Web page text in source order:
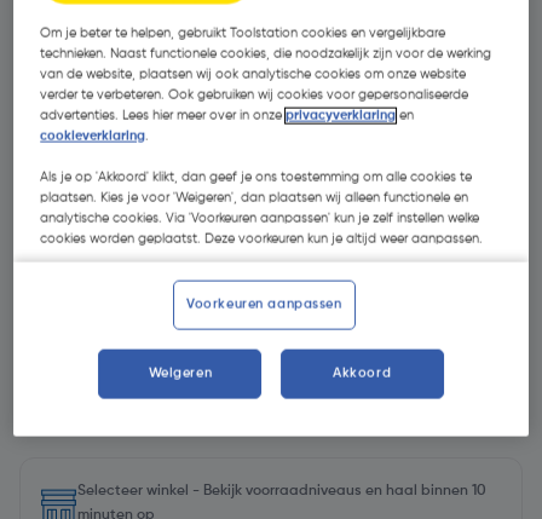
€ 1,63| Excl. btw € 1,35
Selecteer winkel - Bekijk voorraadniveaus en haal binnen 10
minuten op
Om je beter te helpen, gebruikt Toolstation cookies en vergelijkbare
technieken. Naast functionele cookies, die noodzakelijk zijn voor de werking
van de website, plaatsen wij ook analytische cookies om onze website
verder te verbeteren. Ook gebruiken wij cookies voor gepersonaliseerde
advertenties. Lees hier meer over in onzeprivacyverklaring en
cookieverklaring.
Als je op 'Akkoord' klikt, dan geef je ons toestemming om alle cookies te
plaatsen. Kies je voor 'Weigeren', dan plaatsen wij alleen functionele en
analytische cookies. Via 'Voorkeuren aanpassen' kun je zelf instellen welke
cookies worden geplaatst. Deze voorkeuren kun je altijd weer aanpassen.
Voorkeuren aanpassen
Weigeren Akkoord